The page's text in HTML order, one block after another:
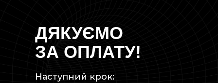
ДЯКУЄМО
ЗА ОПЛАТУ!
Наступний крок: